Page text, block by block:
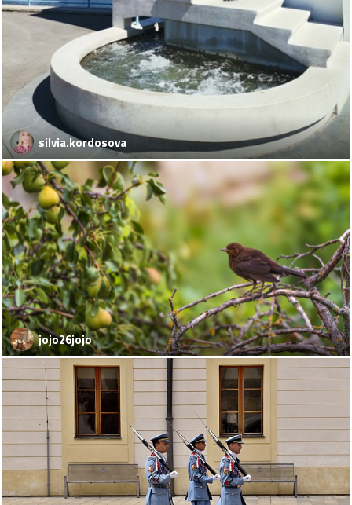
silvia.kordosova
jojo26jojo